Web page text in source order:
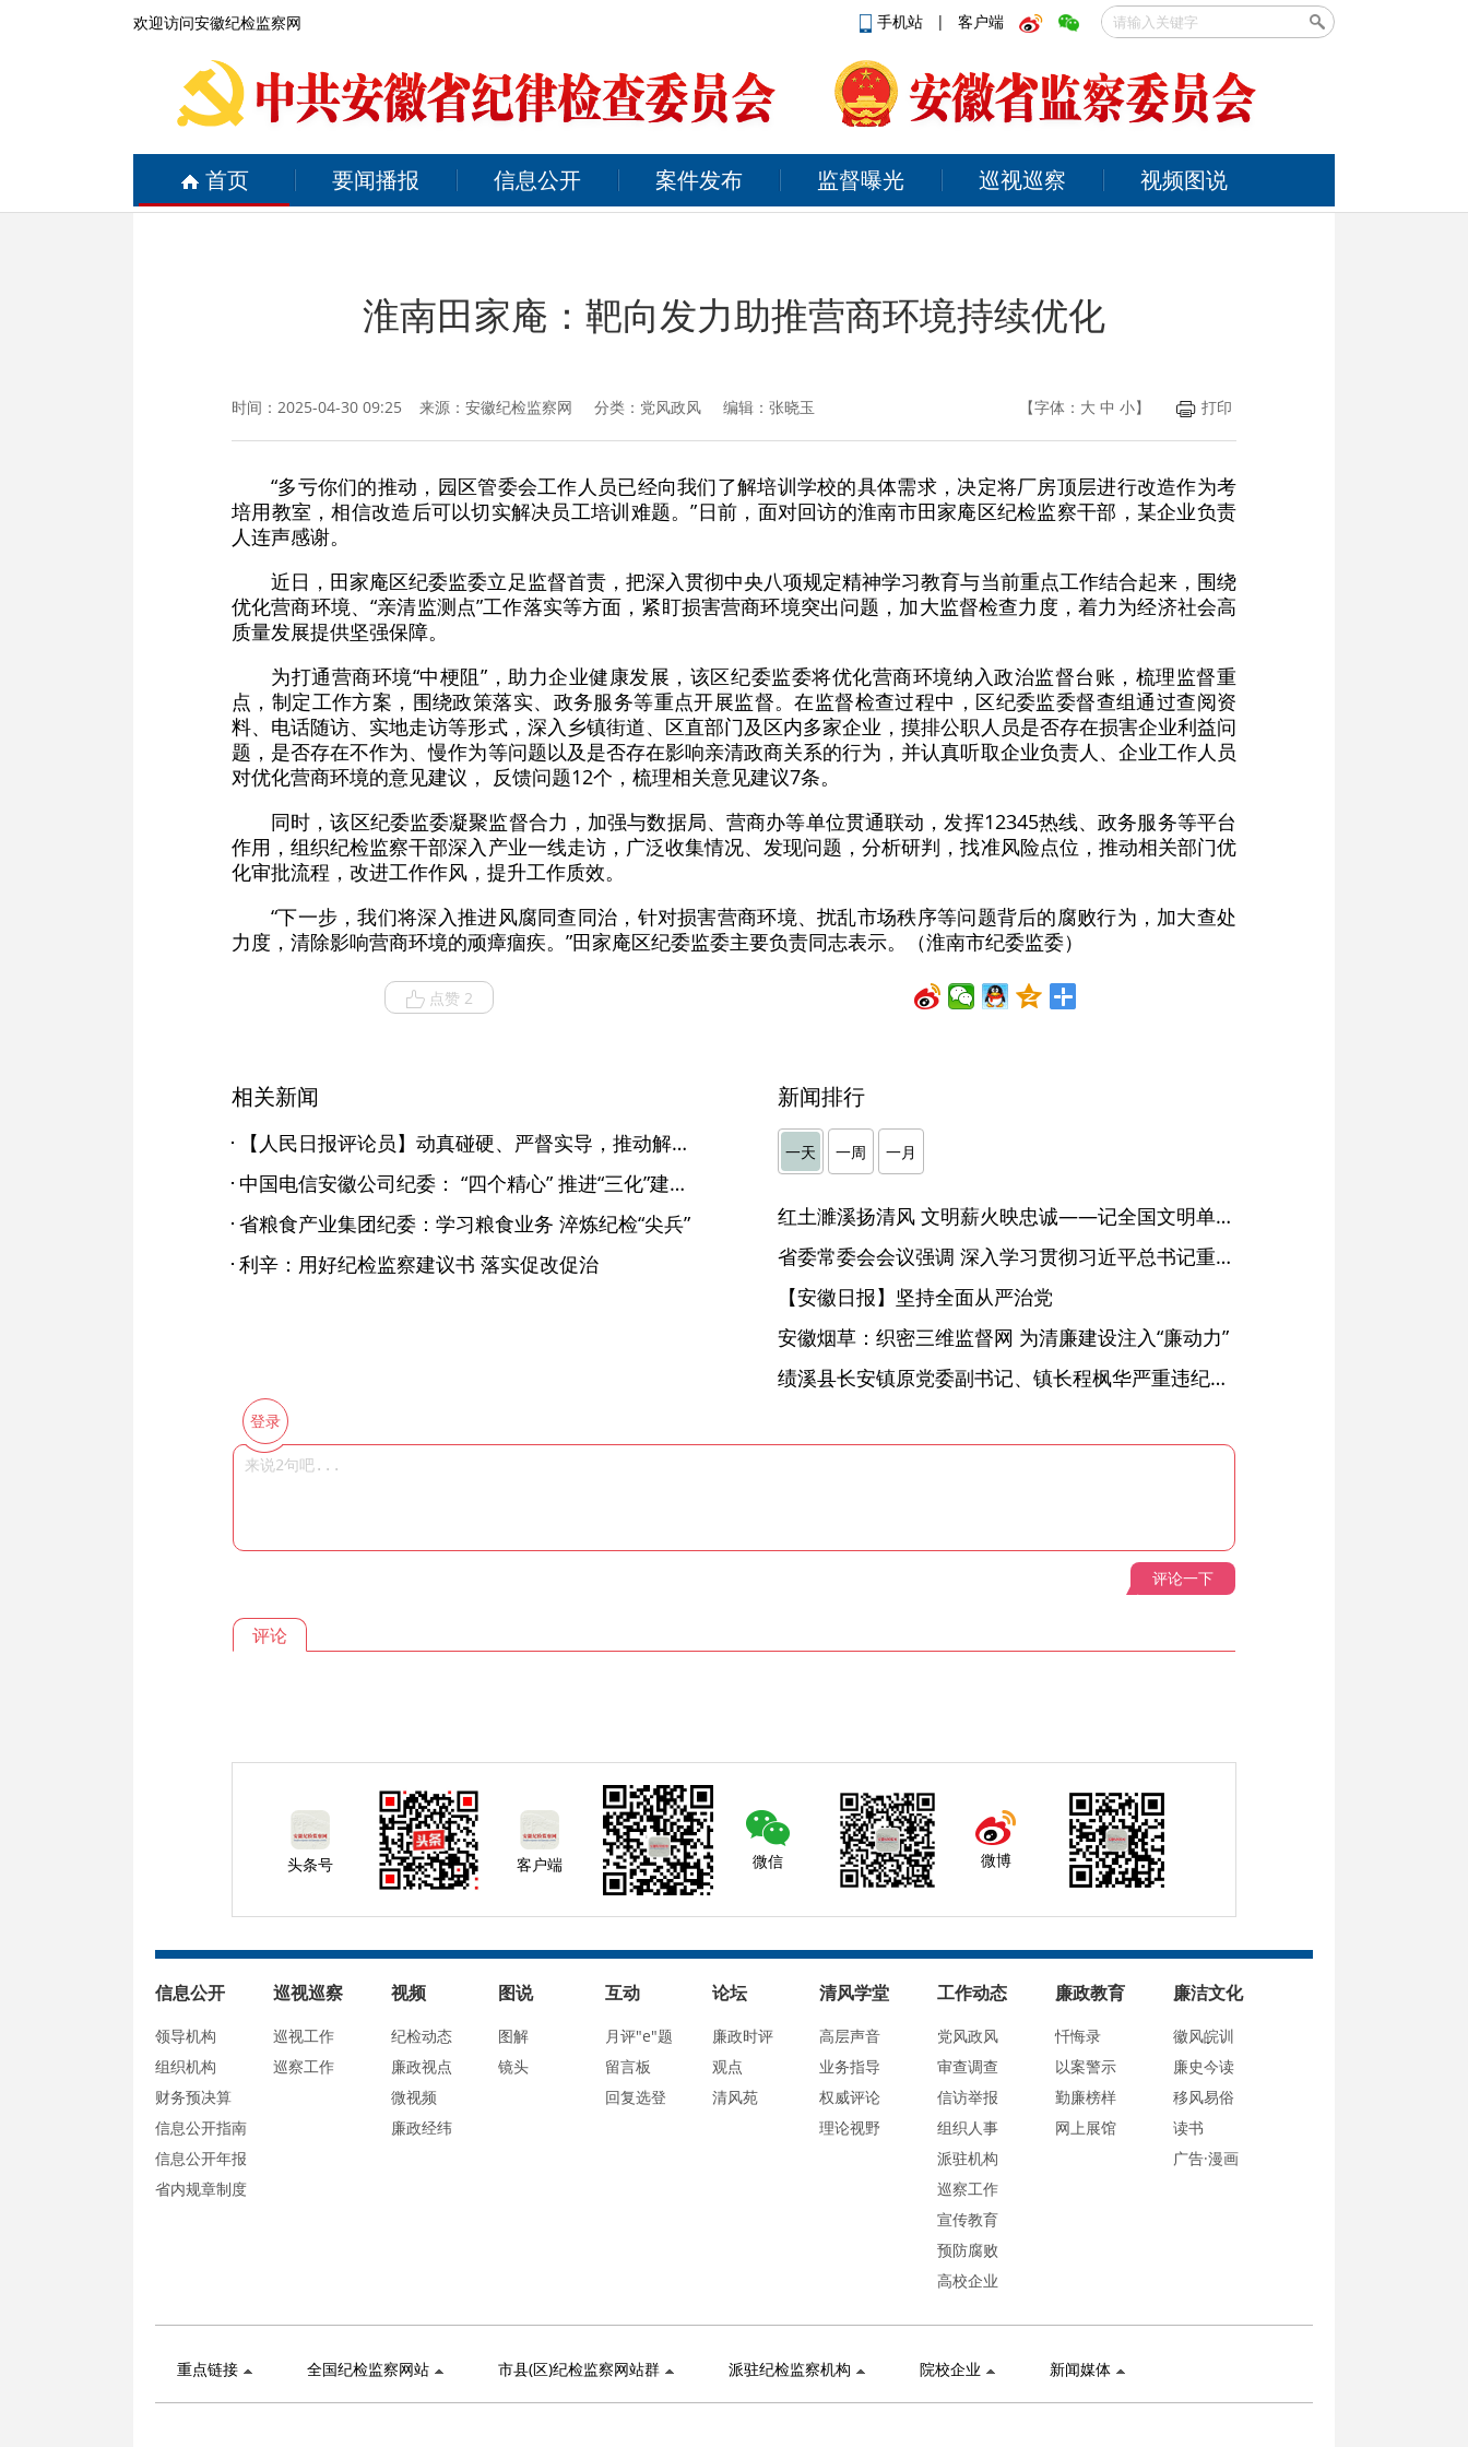
欢迎访问安徽纪检监察网 手机站 | 客户端
首页 要闻播报 信息公开 案件发布 监督曝光 巡视巡察 视频图说
淮南田家庵：靶向发力助推营商环境持续优化
时间：2025-04-30 09:25 来源： 安徽纪检监察网 分类：党风政风 编辑：张晓玉 【字体： 大 中 小】 打印
“多亏你们的推动，园区管委会工作人员已经向我们了解培训学校的具体需求，决定将厂房顶层进行改造作为考
培用教室，相信改造后可以切实解决员工培训难题。”日前，面对回访的淮南市田家庵区纪检监察干部，某企业负责
人连声感谢。
近日，田家庵区纪委监委立足监督首责，把深入贯彻中央八项规定精神学习教育与当前重点工作结合起来，围绕
优化营商环境、“亲清监测点”工作落实等方面，紧盯损害营商环境突出问题，加大监督检查力度，着力为经济社会高
质量发展提供坚强保障。
为打通营商环境“中梗阻”，助力企业健康发展，该区纪委监委将优化营商环境纳入政治监督台账，梳理监督重
点，制定工作方案，围绕政策落实、政务服务等重点开展监督。在监督检查过程中，区纪委监委督查组通过查阅资
料、电话随访、实地走访等形式，深入乡镇街道、区直部门及区内多家企业，摸排公职人员是否存在损害企业利益问
题，是否存在不作为、慢作为等问题以及是否存在影响亲清政商关系的行为，并认真听取企业负责人、企业工作人员
对优化营商环境的意见建议， 反馈问题12个，梳理相关意见建议7条。
同时，该区纪委监委凝聚监督合力，加强与数据局、营商办等单位贯通联动，发挥12345热线、政务服务等平台
作用，组织纪检监察干部深入产业一线走访，广泛收集情况、发现问题，分析研判，找准风险点位，推动相关部门优
化审批流程，改进工作作风，提升工作质效。
“下一步，我们将深入推进风腐同查同治，针对损害营商环境、扰乱市场秩序等问题背后的腐败行为，加大查处
力度，清除影响营商环境的顽瘴痼疾。”田家庵区纪委监委主要负责同志表示。（淮南市纪委监委）
点赞 2
相关新闻
【人民日报评论员】动真碰硬、严督实导，推动解决突出问题
中国电信安徽公司纪委： “四个精心” 推进“三化”建设提质增效
省粮食产业集团纪委：学习粮食业务 淬炼纪检“尖兵”
利辛：用好纪检监察建议书 落实促改促治
新闻排行
一天 一周 一月
红土濉溪扬清风 文明薪火映忠诚——记全国文明单位、安徽省濉溪县纪委监委
省委常委会会议强调 深入学习贯彻习近平总书记重要讲话精神 以高质量党建引领高质量发展 梁言顺主持并讲话
【安徽日报】坚持全面从严治党
安徽烟草：织密三维监督网 为清廉建设注入“廉动力”
绩溪县长安镇原党委副书记、镇长程枫华严重违纪违法被开除党籍和公职
登录
评论一下
评论
头条号 客户端 微信 微博
信息公开
领导机构
组织机构
财务预决算
信息公开指南
信息公开年报
省内规章制度
巡视巡察
巡视工作
巡察工作
视频
纪检动态
廉政视点
微视频
廉政经纬
图说
图解
镜头
互动
月评"e"题
留言板
回复选登
论坛
廉政时评
观点
清风苑
清风学堂
高层声音
业务指导
权威评论
理论视野
工作动态
党风政风
审查调查
信访举报
组织人事
派驻机构
巡察工作
宣传教育
预防腐败
高校企业
廉政教育
忏悔录
以案警示
勤廉榜样
网上展馆
廉洁文化
徽风皖训
廉史今读
移风易俗
读书
广告·漫画
重点链接 全国纪检监察网站 市县(区)纪检监察网站群 派驻纪检监察机构 院校企业 新闻媒体